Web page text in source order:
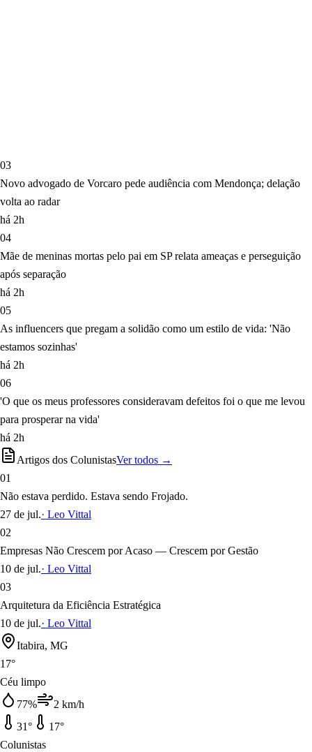
03
Novo advogado de Vorcaro pede audiência com Mendonça; delação
volta ao radar
há 2h
04
Mãe de meninas mortas pelo pai em SP relata ameaças e perseguição
após separação
há 2h
05
As influencers que pregam a solidão como um estilo de vida: 'Não
estamos sozinhas'
há 2h
06
'O que os meus professores consideravam defeitos foi o que me levou
para prosperar na vida'
há 2h
Artigos dos ColunistasVer todos →
01
Não estava perdido. Estava sendo Frojado.
27 de jul.· Leo Vittal
02
Empresas Não Crescem por Acaso — Crescem por Gestão
10 de jul.· Leo Vittal
03
Arquitetura da Eficiência Estratégica
10 de jul.· Leo Vittal
Itabira, MG
17°
Céu limpo
77% 2 km/h
31° 17°
Colunistas